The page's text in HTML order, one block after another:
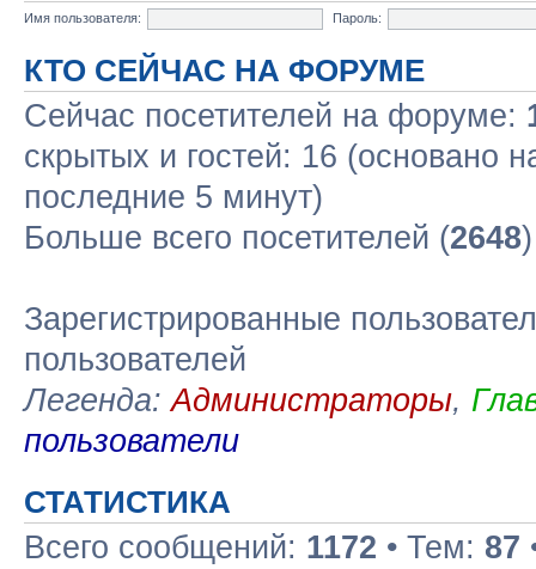
Имя пользователя:
Пароль:
КТО СЕЙЧАС НА ФОРУМЕ
Сейчас посетителей на форуме:
скрытых и гостей: 16 (основано
последние 5 минут)
Больше всего посетителей (2648
Зарегистрированные
пользователей
Легенда:Администраторы,
пользователи
СТАТИСТИКА
Всего сообщений: 1172 • Тем: 87